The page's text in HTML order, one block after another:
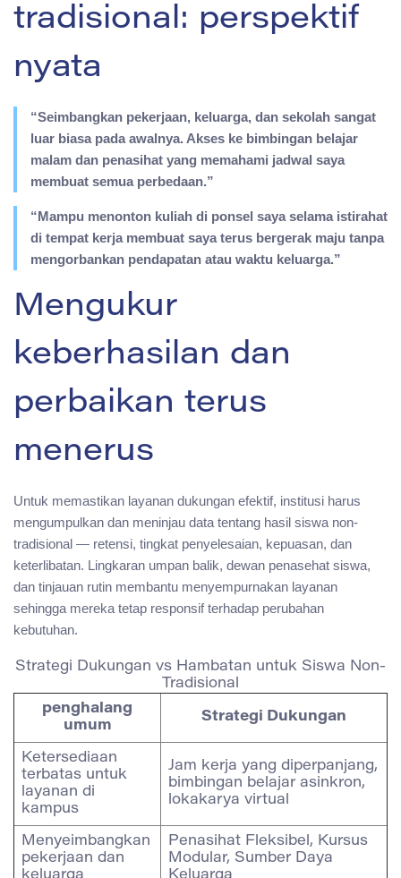
tradisional: perspektif
nyata
“Seimbangkan pekerjaan, keluarga, dan sekolah sangat
luar biasa pada awalnya. Akses ke bimbingan belajar
malam dan penasihat yang memahami jadwal saya
membuat semua perbedaan.”
“Mampu menonton kuliah di ponsel saya selama istirahat
di tempat kerja membuat saya terus bergerak maju tanpa
mengorbankan pendapatan atau waktu keluarga.”
Mengukur
keberhasilan dan
perbaikan terus
menerus
Untuk memastikan layanan dukungan efektif, institusi harus
mengumpulkan dan meninjau data tentang hasil siswa non-
tradisional — retensi, tingkat penyelesaian, kepuasan, dan
keterlibatan. Lingkaran umpan balik, dewan penasehat siswa,
dan tinjauan rutin membantu menyempurnakan layanan
sehingga mereka tetap responsif terhadap perubahan
kebutuhan.
Strategi Dukungan vs Hambatan untuk Siswa Non-
Tradisional
penghalang
umum
Strategi Dukungan
Ketersediaan
terbatas untuk
layanan di
kampus
Jam kerja yang diperpanjang,
bimbingan belajar asinkron,
lokakarya virtual
Menyeimbangkan
pekerjaan dan
Penasihat Fleksibel, Kursus
Modular, Sumber Daya